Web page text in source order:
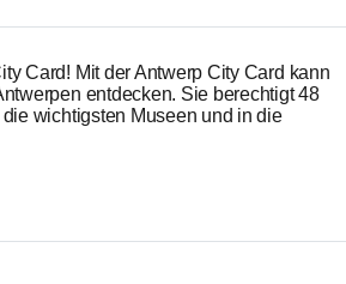
Card! Mit der Antwerp City Card kann
entdecken. Sie berechtigt 48
wichtigsten Museen und in die